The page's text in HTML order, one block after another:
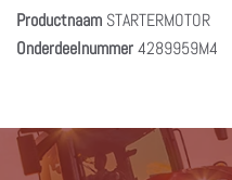
Productnaam STARTERMOTOR
Onderdeelnummer4289959M4